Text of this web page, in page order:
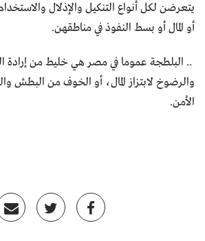
يتعرضن لكل أنواع التنكيل والإذلال
أو المال أو بسط النفوذ في مناطقهن.
.. البلطجة عموما في مصر هي خليط من إرادة
والرضوخ لابتزاز المال، أو الخوف من البطش
الأمن.